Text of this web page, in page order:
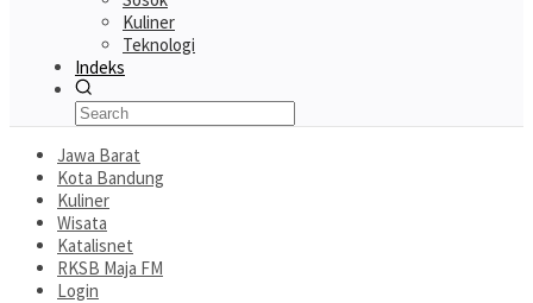
Kuliner
Teknologi
Indeks
Jawa Barat
Kota Bandung
Kuliner
Wisata
Katalisnet
RKSB Maja FM
Login